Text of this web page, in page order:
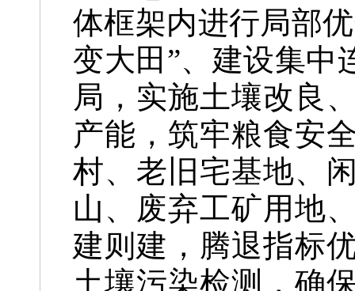
体框架内进行局部
变大田”、建设集中
局，实施土壤改良
产能，筑牢粮食安
村、老旧宅基地、
山、废弃工矿用地
建则建，腾退指标
土壤污染检测，确